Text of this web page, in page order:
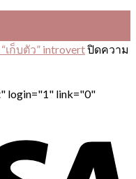
ก็บตัว” introvertปิดความ
login="1" link="0"